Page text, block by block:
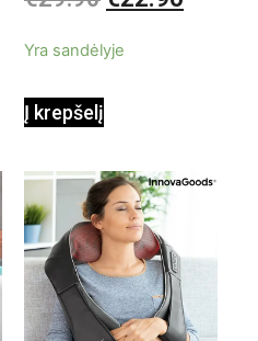
iš
Yra sandėlyje
Į krepšelį